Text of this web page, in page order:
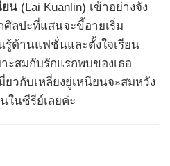
ยน (Lai Kuanlin) เข้าอย่างจัง
ลปะที่แสนจะขี้อายเริ่ม
รู้ด้านแฟชั่นและตั้งใจเรียน
ะสมกับรักแรกพบของเธอ
ยวกับเหลี่ยงยู่เหนียนจะสมหวัง
ในซีรีย์เลยค่ะ